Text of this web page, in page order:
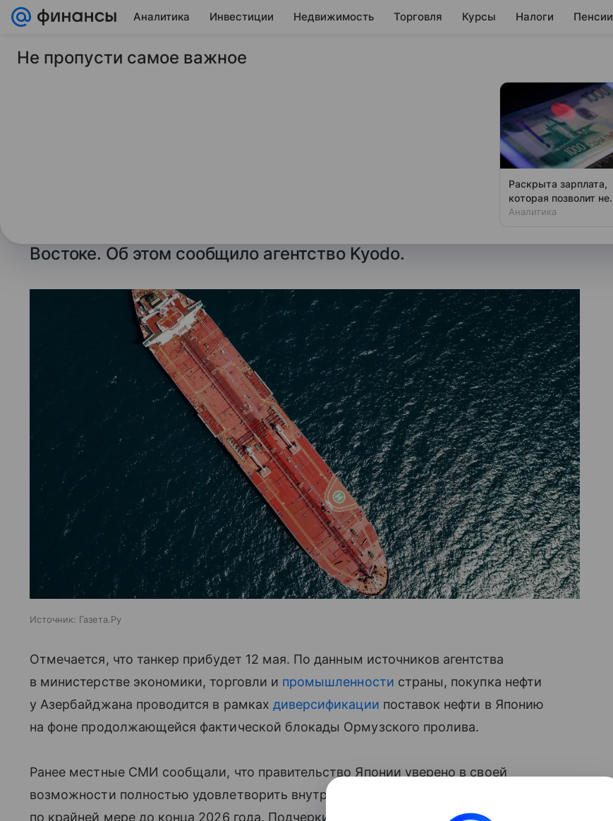
Аналитика Инвестиции Недвижимость Торговля Курсы Налоги Пенсии
11 мая 2026 ТАСС
В Японию прибудет первый с начала
конфликта в Иране танкер с нефтью из
Танкер с нефтью из Азербайджана
Востоке. Об этом сообщило агентство Kyodo.
Источник: Газета.Ру
Отмечается, что танкер прибудет 12 мая. По данным источников агентства
в министерстве экономики, торговли и промышленности страны, покупка нефти
у Азербайджана проводится в рамках диверсификации поставок нефти в Японию
на фоне продолжающейся фактической блокады Ормузского пролива.
Ранее местные СМИ сообщали, что правительство Японии уверено в своей
возможности полностью удовлетворить внутренние потребности страны в нефти
по крайней мере до конца 2026 года. Подчеркивалось, что сделать это удастся
Не пропусти самое важное
Раскрыта зарплата,
которая позволит не
чувствовать зависти
Аналитика